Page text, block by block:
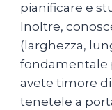
pianificare e
Inoltre,
(larghezza,
fondamentale
avete timore
tenetele a